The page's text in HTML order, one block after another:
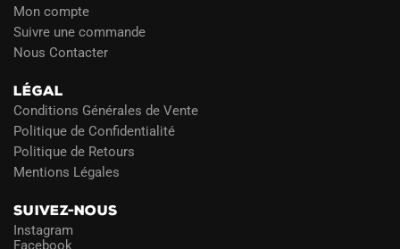
Mon compte
Suivre une commande
Nous Contacter
LÉGAL
Conditions Générales de Vente
Politique de Confidentialité
Politique de Retours
Mentions Légales
SUIVEZ-NOUS
Instagram
Facebook